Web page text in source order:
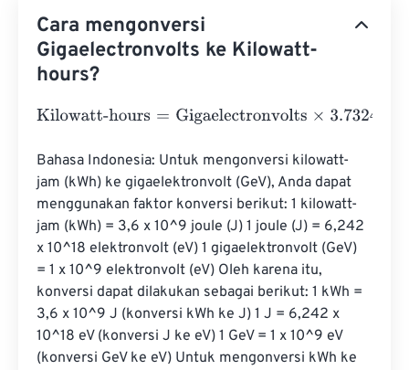
Cara mengonversi
Gigaelectronvolts ke Kilowatt-
hours?
Kilowatt-hours=Gigaelectronvolts×3.732484782852825
Bahasa Indonesia: Untuk mengonversi kilowatt-
jam (kWh) ke gigaelektronvolt (GeV), Anda dapat
menggunakan faktor konversi berikut: 1 kilowatt-
jam (kWh) = 3,6 x 10^9 joule (J) 1 joule (J) = 6,242
x 10^18 elektronvolt (eV) 1 gigaelektronvolt (GeV)
= 1 x 10^9 elektronvolt (eV) Oleh karena itu,
konversi dapat dilakukan sebagai berikut: 1 kWh =
3,6 x 10^9 J (konversi kWh ke J) 1 J = 6,242 x
10^18 eV (konversi J ke eV) 1 GeV = 1 x 10^9 eV
(konversi GeV ke eV) Untuk mengonversi kWh ke